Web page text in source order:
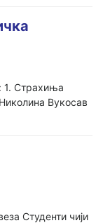
1. Страхиња
Вукосав
Студенти чији